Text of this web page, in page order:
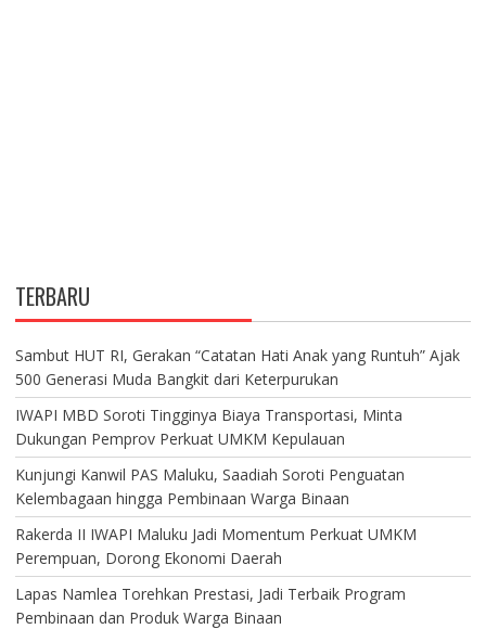
TERBARU
Sambut HUT RI, Gerakan “Catatan Hati Anak yang Runtuh” Ajak
500 Generasi Muda Bangkit dari Keterpurukan
IWAPI MBD Soroti Tingginya Biaya Transportasi, Minta
Dukungan Pemprov Perkuat UMKM Kepulauan
Kunjungi Kanwil PAS Maluku, Saadiah Soroti Penguatan
Kelembagaan hingga Pembinaan Warga Binaan
Rakerda II IWAPI Maluku Jadi Momentum Perkuat UMKM
Perempuan, Dorong Ekonomi Daerah
Lapas Namlea Torehkan Prestasi, Jadi Terbaik Program
Pembinaan dan Produk Warga Binaan